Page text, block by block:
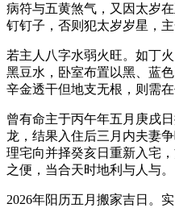
病符与五黄煞气，又因太岁
钉钉子，否则犯太岁岁星，主
若主人八字水弱火旺。如丁
黑豆水，卧室布置以黑、蓝
辛金透干但地支无根，则需在
曾有命主于丙午年五月庚戌
龙，结果入住后三月内夫妻
理宅向并择癸亥日重新入宅
之便，当合天时地利与人与。
2026年阳历五月搬家吉日。